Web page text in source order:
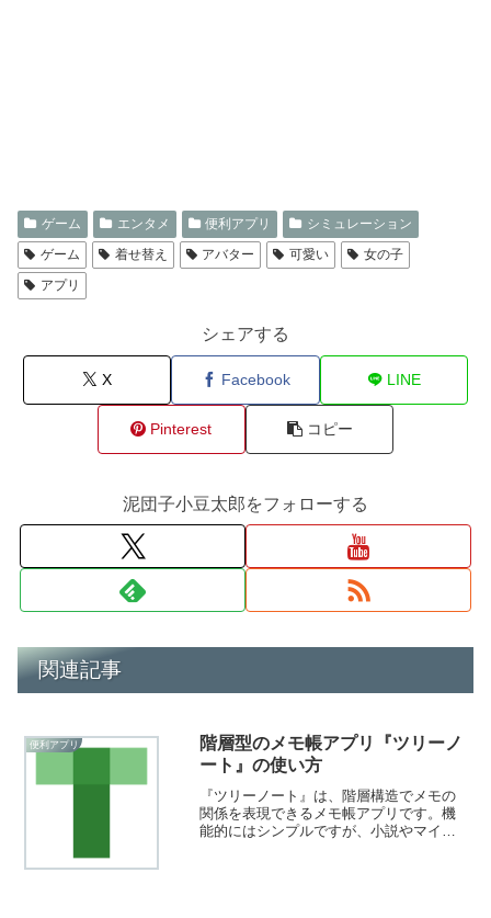
ゲーム エンタメ 便利アプリ
シミュレーション
ゲーム
着せ替え アバター 可愛い
女の子
アプリ
シェアする
X Facebook LINE
Pinterest コピー
泥団子小豆太郎をフォローする
関連記事
便利アプリ
階層型のメモ帳アプリ『ツリーノ
ート』の使い方
『ツリーノート』は、階層構造でメモの
関係を表現できるメモ帳アプリです。機
能的にはシンプルですが、小説やマイン